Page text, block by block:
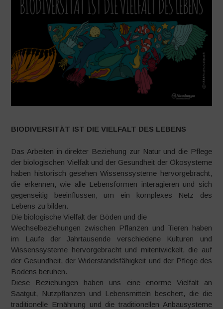
BIODIVERSITÄT IST DIE VIELFALT DES LEBENS
Das Arbeiten in direkter Beziehung zur Natur und die Pflege
der biologischen Vielfalt und der Gesundheit der Ökosysteme
haben historisch gesehen Wissenssysteme hervorgebracht,
die erkennen, wie alle Lebensformen interagieren und sich
gegenseitig beeinflussen, um ein komplexes Netz des
Lebens zu bilden.
Die biologische Vielfalt der Böden und die
Wechselbeziehungen zwischen Pflanzen und Tieren haben
im Laufe der Jahrtausende verschiedene Kulturen und
Wissenssysteme hervorgebracht und mitentwickelt, die auf
der Gesundheit, der Widerstandsfähigkeit und der Pflege des
Bodens beruhen.
Diese Beziehungen haben uns eine enorme Vielfalt an
Saatgut, Nutzpflanzen und Lebensmitteln beschert, die die
traditionelle Ernährung und die traditionellen Anbausysteme